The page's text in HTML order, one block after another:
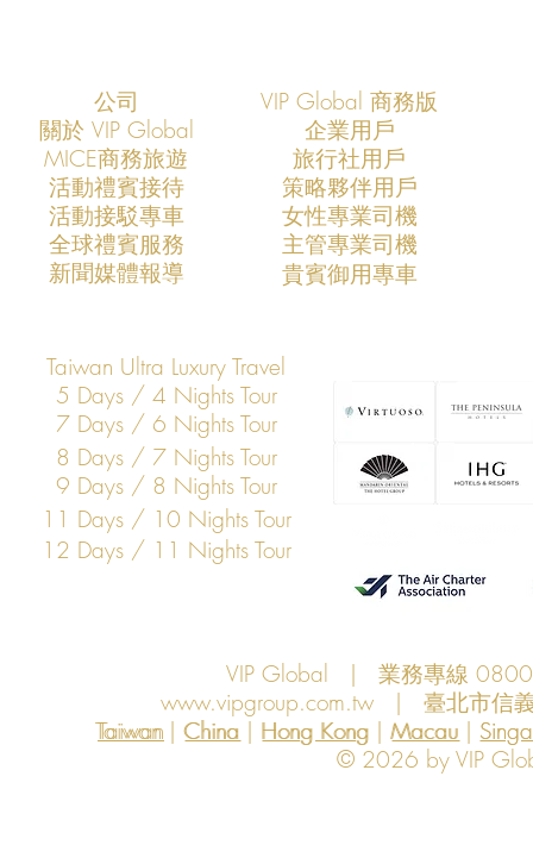
VIP Global：定義亞洲娛樂交通
服務的未來十年
VIP Global
未來趨勢
公司
VIP Global 商務版
關於 VIP Global
企業用戶
​MICE商務旅遊
旅行社用戶
​活動禮賓接待
策略夥伴用戶
活動接駁專車
​全球禮賓服務
​新聞媒體報導
​女性專業司機
​主管專業司機
​貴賓御用專車
Taiwan Ultra Luxury Travel
5 Days / 4 Nights Tour
7 Days / 6 Nights Tour
8 Days / 7 Nights Tour
9 Days / 8 Nights Tour
11 Days / 10 Nights Tour
12 Days / 11 Nights Tour
VIP Global | 業務專線
www.vipgroup.com.tw | 臺北市信
Taiwan | China | Hong Kong | Macau |
Hong Kong
China Macau
Taiwan
© 2026 by VIP